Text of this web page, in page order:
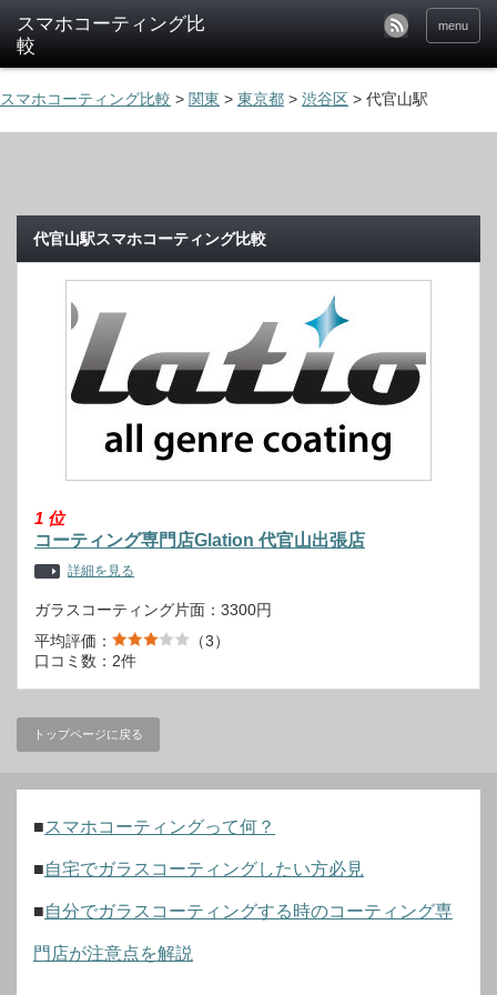
menu
スマホコーティング比較 > 関東 > 東京都 > 渋谷区 > 代官山駅
代官山駅スマホコーティング比較
1 位
コーティング専門店Glation 代官山出張店
詳細を見る
ガラスコーティング片面：3300円
平均評価：
（3）
口コミ数：2件
トップページに戻る
■スマホコーティングって何？
■自宅でガラスコーティングしたい方必見
■自分でガラスコーティングする時のコーティング専
門店が注意点を解説